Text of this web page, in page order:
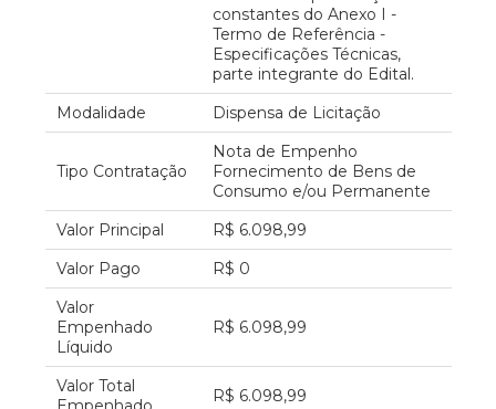
constantes do Anexo I -
Termo de Referência -
Especificações Técnicas,
parte integrante do Edital.
Modalidade
Dispensa de Licitação
Tipo Contratação
Nota de Empenho
Fornecimento de Bens de
Consumo e/ou Permanente
Valor Principal
R$ 6.098,99
Valor Pago
R$ 0
Valor
Empenhado
Líquido
R$ 6.098,99
Valor Total
R$ 6.098,99